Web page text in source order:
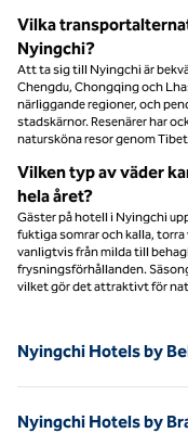
Vilka
Nyingchi?
Att ta sig till Nyingchi är
Chengdu, Chongqing och
närliggande regioner, och
stadskärnor. Resenärer har
natursköna resor genom
Vilken typ av väder
hela året?
Gäster på hotell i Nyingchi
fuktiga somrar och kalla,
vanligtvis från milda till
frysningsförhållanden.
vilket gör det attraktivt för
Nyingchi Hotels by
Nyingchi Hotels by